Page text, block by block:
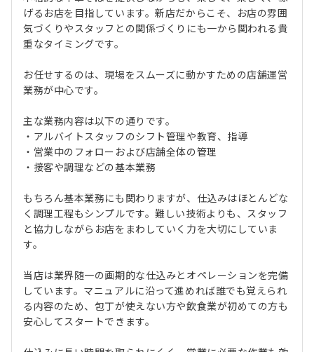
げるお店を目指しています。新店だからこそ、お店の雰囲
気づくりやスタッフとの関係づくりにも一から関われる貴
重なタイミングです。
お任せするのは、現場をスムーズに動かすための店舗運営
業務が中心です。
主な業務内容は以下の通りです。
・アルバイトスタッフのシフト管理や教育、指導
・営業中のフォローおよび店舗全体の管理
・接客や調理などの基本業務
もちろん基本業務にも関わりますが、仕込みはほとんどな
く調理工程もシンプルです。難しい技術よりも、スタッフ
と協力しながらお店をまわしていく力を大切にしていま
す。
当店は業界随一の画期的な仕込みとオペレーションを完備
しています。マニュアルに沿って進めれば誰でも覚えられ
る内容のため、包丁が使えない方や飲食業が初めての方も
安心してスタートできます。